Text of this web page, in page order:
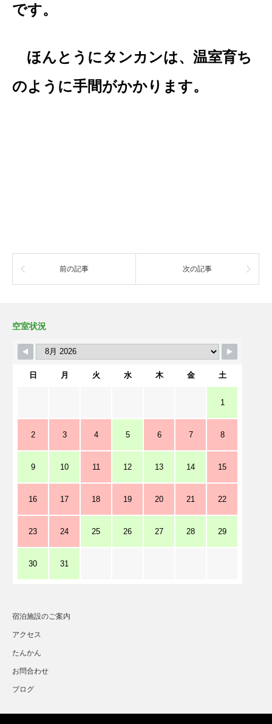
です。
ほんとうにタンカンは、温室育ち
のように手間がかかります。
前の記事 次の記事
空室状況
日 月 火 水 木 金 土
1
2 3 4 5 6 7 8
9 10 11 12 13 14 15
16 17 18 19 20 21 22
23 24 25 26 27 28 29
30 31
宿泊施設のご案内
アクセス
たんかん
お問合わせ
ブログ